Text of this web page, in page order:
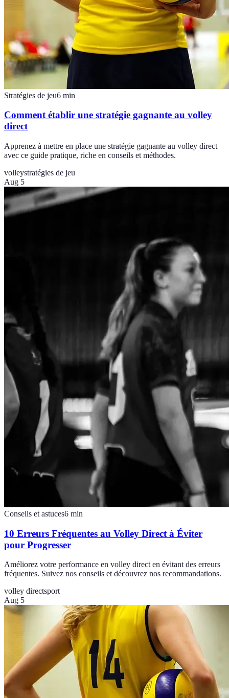
Stratégies de jeu6 min
Comment établir une stratégie gagnante au volley
direct
Apprenez à mettre en place une stratégie gagnante au volley direct
avec ce guide pratique, riche en conseils et méthodes.
volleystratégies de jeu
Aug 5
Conseils et astuces6 min
10 Erreurs Fréquentes au Volley Direct à Éviter
pour Progresser
Améliorez votre performance en volley direct en évitant des erreurs
fréquentes. Suivez nos conseils et découvrez nos recommandations.
volley directsport
Aug 5